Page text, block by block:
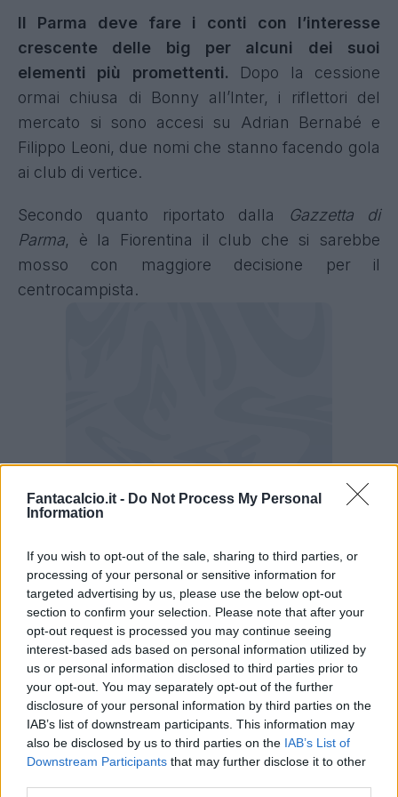
Fantacalcio.it - Do Not Process My Personal
Information
If you wish to opt-out of the sale, sharing to third parties, or
processing of your personal or sensitive information for
targeted advertising by us, please use the below opt-out
section to confirm your selection. Please note that after your
opt-out request is processed you may continue seeing
interest-based ads based on personal information utilized by
us or personal information disclosed to third parties prior to
your opt-out. You may separately opt-out of the further
disclosure of your personal information by third parties on the
IAB’s list of downstream participants. This information may
also be disclosed by us to third parties on the IAB’s List of
Downstream Participants that may further disclose it to other
Il Parma deve fare i conti con l’interesse
crescente delle big per alcuni dei suoi
elementi più promettenti. Dopo la cessione
ormai chiusa di Bonny all’Inter, i riflettori del
mercato si sono accesi su Adrian Bernabé e
Filippo Leoni, due nomi che stanno facendo gola
ai club di vertice.
Secondo quanto riportato dalla
Gazzetta di
Parma, è la Fiorentina il club che si sarebbe
mosso con maggiore decisione per il
centrocampista.
Fiorentina: si tratta con il Parma per
Bernabé
Bernabé è approdato al Parma nel 2021 a
parametro zero. La sua duttilità e visione di gioco
lo rendono un profilo appetibile, e il giocatore
non sembrerebbe contrario all’ipotesi di un
trasferimento a Firenze, squadra contro cui ha
debuttato in Serie A.